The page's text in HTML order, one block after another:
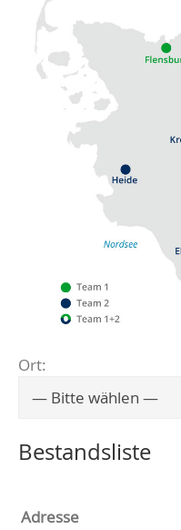
Eckernförde
Heikendorf
Kronshagen
Schwentinental
Ort:
Wählen Sie einen
Bestandsliste
Adresse